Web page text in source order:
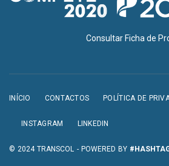
Consultar Ficha de
INÍCIO CONTACTOS POLÍTICA DE
INSTAGRAM LINKEDIN
© 2024 TRANSCOL - POWERED BY